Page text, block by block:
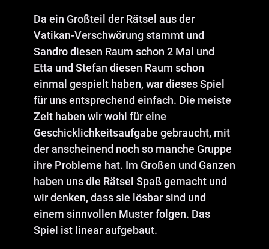
Da ein Großteil der Rätsel aus der
Vatikan-Verschwörung stammt und
Sandro diesen Raum schon 2 Mal und
Etta und Stefan diesen Raum schon
einmal gespielt haben, war dieses Spiel
für uns entsprechend einfach. Die meiste
Zeit haben wir wohl für eine
Geschicklichkeitsaufgabe gebraucht, mit
der anscheinend noch so manche Gruppe
ihre Probleme hat. Im Großen und Ganzen
haben uns die Rätsel Spaß gemacht und
wir denken, dass sie lösbar sind und
einem sinnvollen Muster folgen. Das
Spiel ist linear aufgebaut.